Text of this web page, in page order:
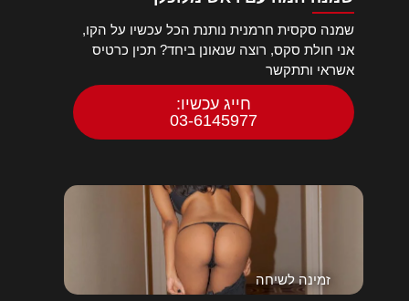
שמנה סקסית חרמנית נותנת הכל עכשיו על הקו,
אני חולת סקס, רוצה שנאונן ביחד? תכין כרטיס
אשראי ותתקשר
חייג עכשיו:
03-6145977
זמינה לשיחה